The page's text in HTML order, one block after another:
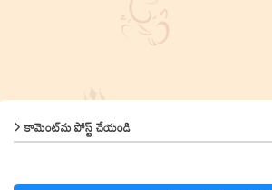
కామెంట్‌ను పోస్ట్ చేయండి